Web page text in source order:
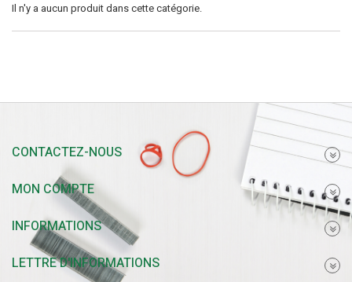
Il n'y a aucun produit dans cette catégorie.
CONTACTEZ-NOUS
MON COMPTE
INFORMATIONS
LETTRE D'INFORMATIONS